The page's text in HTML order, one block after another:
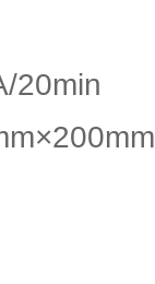
20min